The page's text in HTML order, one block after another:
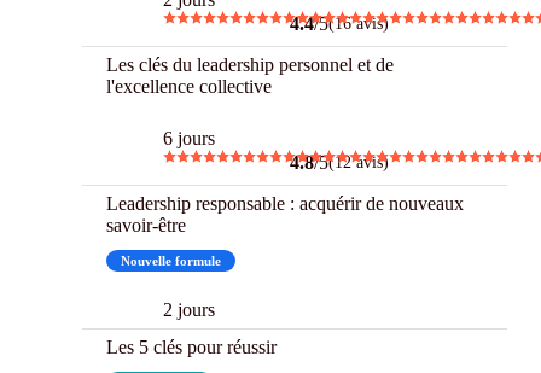
4.4/5(16 avis)
Les clés du leadership personnel et de
l'excellence collective
6 jours
4.8/5(12 avis)
Leadership responsable : acquérir de nouveaux
savoir-être
Nouvelle formule
2 jours
Les 5 clés pour réussir